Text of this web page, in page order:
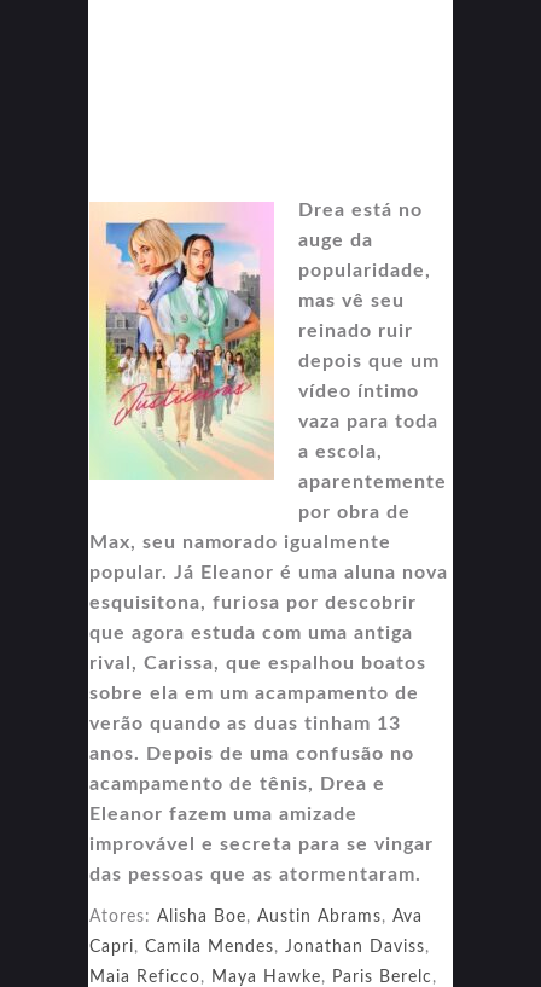
Drea está no
auge da
popularidade,
mas vê seu
reinado ruir
depois que um
vídeo íntimo
vaza para toda
a escola,
aparentemente
por obra de
Max, seu namorado igualmente
popular. Já Eleanor é uma aluna nova
esquisitona, furiosa por descobrir
que agora estuda com uma antiga
rival, Carissa, que espalhou boatos
sobre ela em um acampamento de
verão quando as duas tinham 13
anos. Depois de uma confusão no
acampamento de tênis, Drea e
Eleanor fazem uma amizade
improvável e secreta para se vingar
das pessoas que as atormentaram.
Atores: Alisha Boe, Austin Abrams, Ava
Capri, Camila Mendes, Jonathan Daviss,
Maia Reficco, Maya Hawke, Paris Berelc ,